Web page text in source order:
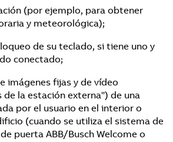
(por ejemplo, para obtener
y meteorológica);
de su teclado, si tiene uno y
conectado;
imágenes fijas y de vídeo
de la estación externa") de una
por el usuario en el interior o
(cuando se utiliza el sistema de
puerta ABB/Busch Welcome o